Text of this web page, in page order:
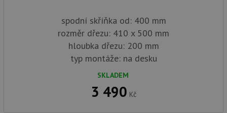
spodní skříňka od: 400 mm
rozměr dřezu: 410 x 500 mm
hloubka dřezu: 200 mm
typ montáže: na desku
SKLADEM
3 490 Kč